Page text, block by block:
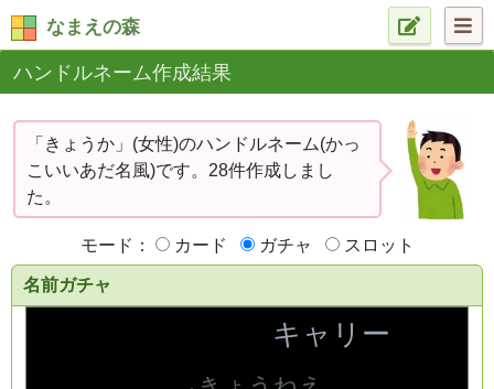
なまえの森
ハンドルネーム作成結果
「きょうか」(女性)のハンドルネーム(かっ
こいいあだ名風)です。28件作成しまし
た。
モード： カード ガチャ スロット
名前ガチャ